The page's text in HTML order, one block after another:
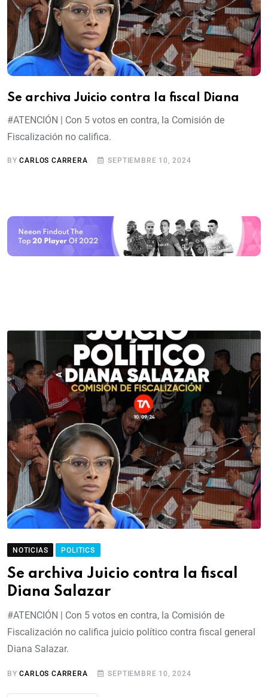
Se archiva Juicio contra la fiscal Diana
#ATENCIÓN | Con 5 votos en contra, la Comisión de
Fiscalización no califica.
BYCARLOS CARRERA SEPTIEMBRE 10, 2024
NOTICIAS POLITICS
Se archiva Juicio contra la fiscal
Diana Salazar
#ATENCIÓN | Con 5 votos en contra, la Comisión de
Fiscalización no califica juicio político contra fiscal general
Diana Salazar.
BYCARLOS CARRERA SEPTIEMBRE 10, 2024